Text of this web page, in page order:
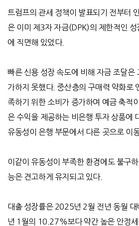
트럼프의 관세 정책이 발표되기 전부터
은 이미 제 3자 자금(DPK)의 제한적인
에 직면해 있었다.
빠른 신용 성장 속도에 비해 자금 조달은
가하지 못했다. 중산층의 구매력 약화로
족하기 위한 소비가 증가하여 예금 축적
은 수익을 제공하는 비은행 투자 상품에
유동성이 은행 부문에서 다른 곳으로 이
이같이 유동성이 부족한 환경에도 불구
능은 견고하게 유지되고 있다.
대출 성장률은2025년 2월 전년 동월 대
년 1 월의 10.27% 보다 약간 높은 안정